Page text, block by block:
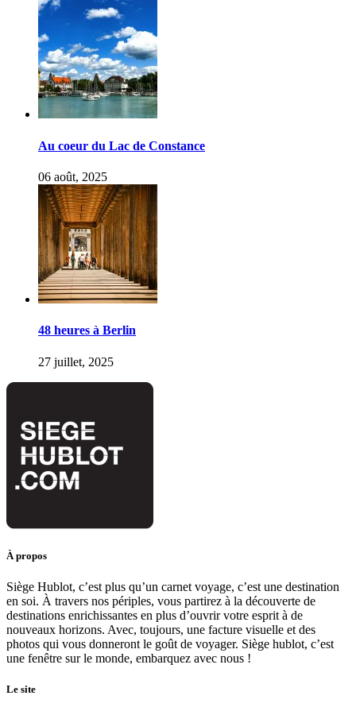
Au coeur du Lac de Constance
06 août, 2025
48 heures à Berlin
27 juillet, 2025
À propos
Siège Hublot, c’est plus qu’un carnet voyage, c’est une destination
en soi. À travers nos périples, vous partirez à la découverte de
destinations enrichissantes en plus d’ouvrir votre esprit à de
nouveaux horizons. Avec, toujours, une facture visuelle et des
photos qui vous donneront le goût de voyager. Siège hublot, c’est
une fenêtre sur le monde, embarquez avec nous !
Le site